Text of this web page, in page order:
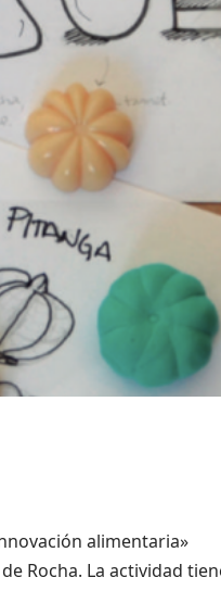
alimentaria»
Rocha. La actividad